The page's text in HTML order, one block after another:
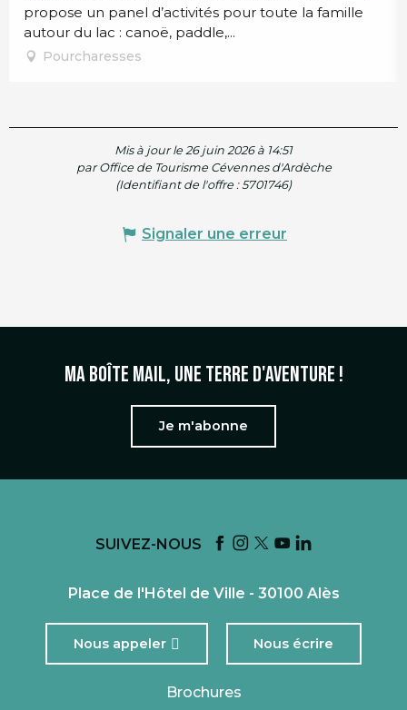
propose un panel d’activités pour toute la famille
autour du lac : canoë, paddle,...
Pourcharesses
Mis à jour le 26 juin 2026 à 14:51
par Office de Tourisme Cévennes d'Ardèche
(Identifiant de l'offre :5701746)
Signaler une erreur
Ma boîte mail, une terre d'aventure !
Je m'abonne
SUIVEZ-NOUS
Place de l'Hôtel de Ville - 30100 Alès
Nous appeler Nous écrire
Brochures